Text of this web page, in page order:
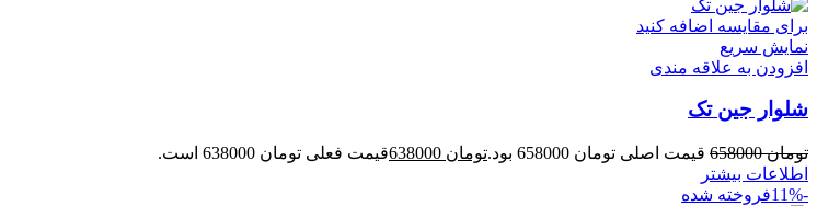
برای مقایسه اضافه کنید
نمایش سریع
افزودن به علاقه مندی
شلوار جین تک
تومان658000 قیمت اصلی تومان 658000 بود. تومان
قیمت فعلی تومان 638000 است.
اطلاعات بیشتر
-11%
فروخته شده